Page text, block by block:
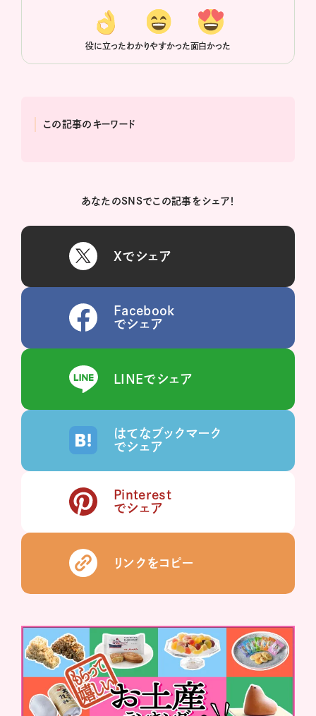
役に立ったわかりやすかった面白かった
この記事のキーワード
あなたのSNSでこの記事をシェア！
Xでシェア
Facebook
でシェア
LINEでシェア
はてなブックマーク
でシェア
Pinterest
でシェア
リンクをコピー